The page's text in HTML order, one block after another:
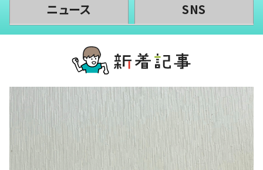
ニュース SNS